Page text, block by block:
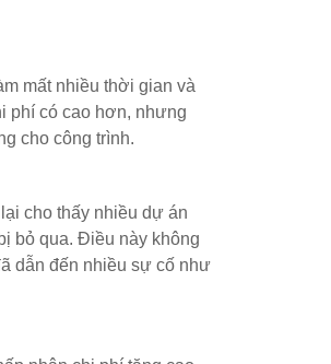
mất nhiều thời gian và
phí có cao hơn, nhưng
cho công trình.
cho thấy nhiều dự án
bỏ qua. Điều này không
dẫn đến nhiều sự cố như